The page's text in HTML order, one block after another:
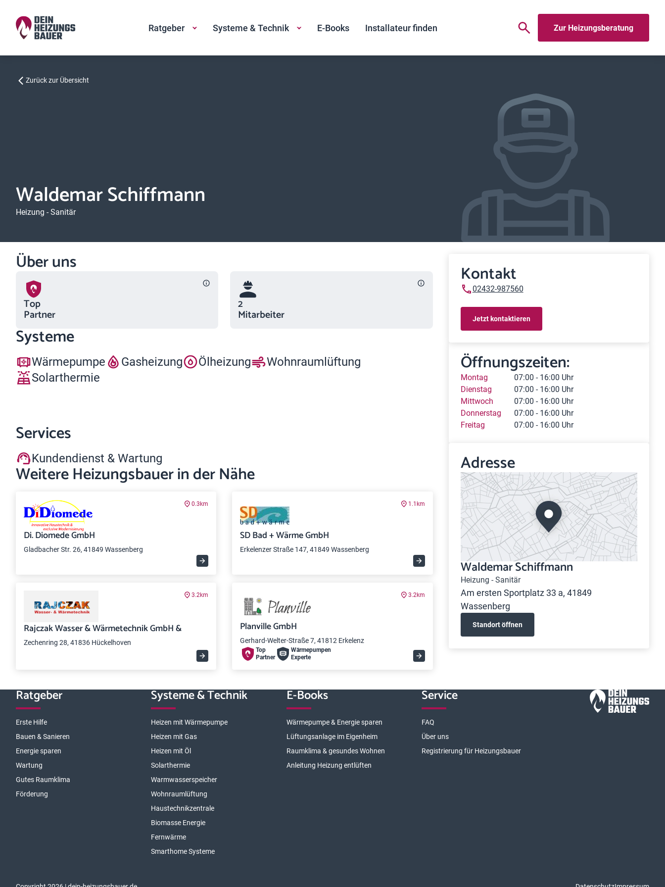
Ratgeber Systeme & Technik E-Books Installateur finden Zur Heizungsberatung
Zurück zur Übersicht
Waldemar Schiffmann
Heizung - Sanitär
Über uns
Top
Partner
2
Mitarbeiter
Systeme
Wärmepumpe Gasheizung Ölheizung
Wohnraumlüftung
Solarthermie
Services
Kundendienst & Wartung
Weitere Heizungsbauer in der Nähe
0.3km
Di. Diomede GmbH
Gladbacher Str. 26, 41849 Wassenberg
1.1km
SD Bad + Wärme GmbH
Erkelenzer Straße 147, 41849 Wassenberg
3.2km
Rajczak Wasser & Wärmetechnik GmbH &
Zechenring 28, 41836 Hückelhoven
3.2km
Planville GmbH
Gerhard-Welter-Straße 7, 41812 Erkelenz
Top
Partner
Wärme­pumpen
Experte
Kontakt
02432-987560
Jetzt kontaktieren
Öffnungszeiten:
Montag
07:00 - 16:00 Uhr
Dienstag
07:00 - 16:00 Uhr
Mittwoch
07:00 - 16:00 Uhr
Donnerstag
07:00 - 16:00 Uhr
Freitag
07:00 - 16:00 Uhr
Adresse
Waldemar Schiffmann
Heizung - Sanitär
Am ersten Sportplatz 33 a, 41849
Wassenberg
Standort öffnen
Ratgeber
Erste Hilfe
Bauen & Sanieren
Energie sparen
Wartung
Gutes Raumklima
Förderung
Systeme & Technik
Heizen mit Wärmepumpe
Heizen mit Gas
Heizen mit Öl
Solarthermie
Warmwasserspeicher
Wohnraumlüftung
Haustechnikzentrale
Biomasse Energie
Fernwärme
Smarthome Systeme
E-Books
Wärmepumpe & Energie sparen
Lüftungsanlage im Eigenheim
Raumklima & gesundes Wohnen
Anleitung Heizung entlüften
Service
FAQ
Über uns
Registrierung für Heizungsbauer